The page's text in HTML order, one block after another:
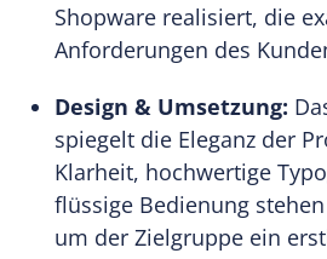
Shopware realisiert, die
Anforderungen des
Design & Umsetzung:
spiegelt die Eleganz der
Klarheit, hochwertige
flüssige Bedienung
um der Zielgruppe ein